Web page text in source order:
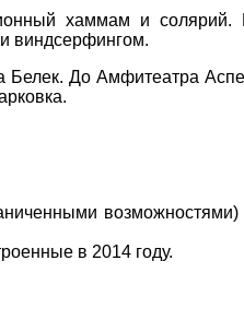
хаммам и
виндсерфингом.
Белек. До Амфитеатра
в 2014 году.